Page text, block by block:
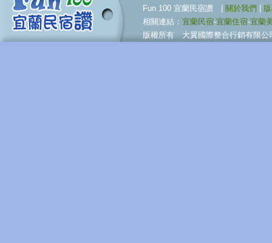
Fun 100 宜蘭民宿讚 | 關於我們
相關連結： 宜蘭民宿-宜蘭住宿-宜蘭
版權所有 大翼國際整合行銷有限公